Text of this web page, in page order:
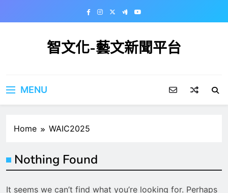
智文化-藝文新聞平台
MENU
Home WAIC2025
Nothing Found
It seems we can’t find what you’re looking for. Perhaps